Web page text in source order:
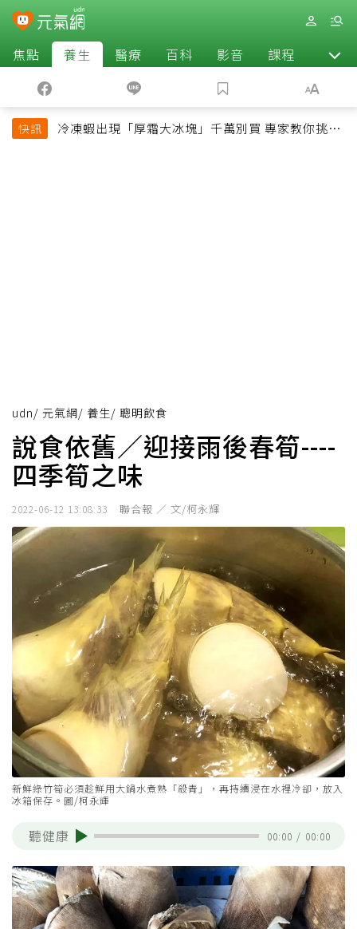
焦點 養生 醫療 百科 影音 課程 退休
快訊
冷凍蝦出現「厚霜大冰塊」千萬別買 專家教你挑出
udn/ 元氣網/ 養生/ 聰明飲食
說食依舊／迎接雨後春筍----
四季筍之味
2022-06-12 13:08:33 聯合報 ／ 文/柯永輝
新鮮綠竹筍必須趁鮮用大鍋水煮熟「殺青」，再持續浸在水裡冷卻，放入
冰箱保存。圖/柯永輝
聽健康 00:00 / 00:00